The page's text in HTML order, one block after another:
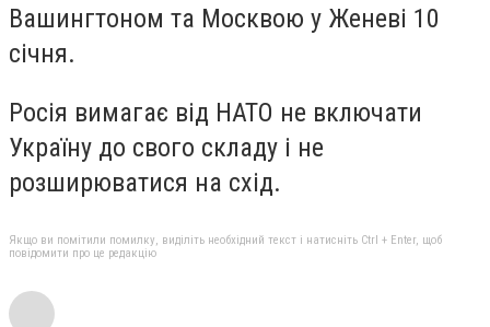
Вашингтоном та Москвою у Женеві 10
січня.
Росія вимагає від НАТО не включати
Україну до свого складу і не
розширюватися на схід.
Якщо ви помітили помилку, виділіть необхідний текст і натисніть Ctrl + Enter, щоб
повідомити про це редакцію